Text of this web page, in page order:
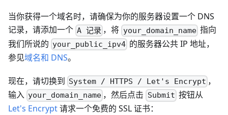
当你获得一个域名时，请确保为你的服务器设置一个 DNS
记录，请添加一个 A 记录 ，将 your_domain_name指向
我们所说的 your_public_ipv4 的服务器公共 IP 地址，
参见域名和 DNS。
现在，请切换到 System / HTTPS / Let's Encrypt ，
输入 your_domain_name ，然后点击 Submit 按钮从
Let's Encrypt请求一个免费的 SSL 证书：